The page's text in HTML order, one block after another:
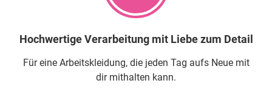
Hochwertige Verarbeitung mit Liebe zum Detail
Für eine Arbeitskleidung, die jeden Tag aufs Neue mit
dir mithalten kann.